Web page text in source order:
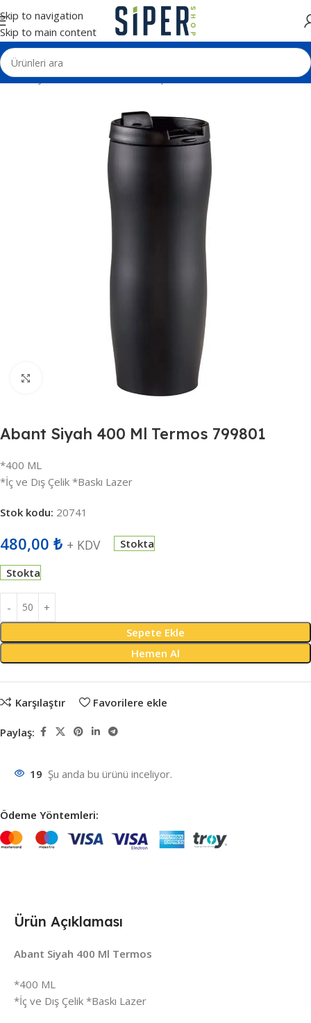
Skip to navigation
Skip to main content
Ana Sayfa Termos - Matara - Kupa Termoslar ve Mataralar
Büyütmek için tıklayın
Abant Siyah 400 Ml Termos 799801
*400 ML
*İç ve Dış Çelik *Baskı Lazer
Stok kodu: 20741
480,00 ₺ + KDV Stokta
Stokta
Sepete Ekle
Hemen Al
Karşılaştır Favorilere ekle
Paylaş:
19 Şu anda bu ürünü inceliyor.
Ödeme Yöntemleri:
Ürün Açıklaması
Abant Siyah 400 Ml Termos
*400 ML
*İç ve Dış Çelik *Baskı Lazer